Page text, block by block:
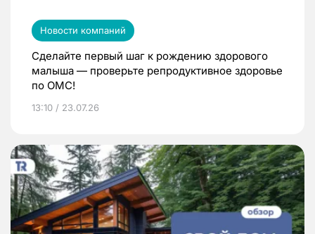
Новости компаний
Сделайте первый шаг к рождению здорового
малыша — проверьте репродуктивное здоровье
по ОМС!
13:10 / 23.07.26